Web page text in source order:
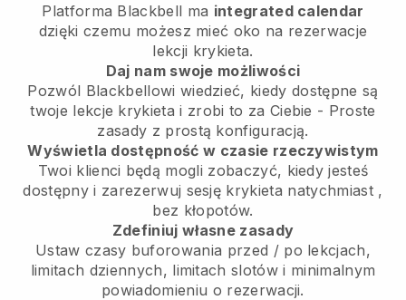
Platforma Blackbell ma integrated calendar
dzięki czemu możesz mieć oko na rezerwacje
lekcji krykieta.
Daj nam swoje możliwości
Pozwól Blackbellowi wiedzieć, kiedy dostępne są
twoje lekcje krykieta i zrobi to za Ciebie - Proste
zasady z prostą konfiguracją.
Wyświetla dostępność w czasie rzeczywistym
Twoi klienci będą mogli zobaczyć, kiedy jesteś
dostępnyi zarezerwuj sesję krykieta natychmiast,
bez kłopotów.
Zdefiniuj własne zasady
Ustaw czasy buforowania przed / po lekcjach,
limitach dziennych, limitach slotów i minimalnym
powiadomieniu o rezerwacji.